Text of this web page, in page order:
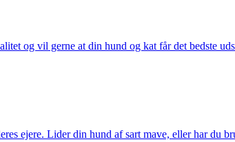
og vil gerne at din hund og kat får det bedste
ejere. Lider din hund af sart mave, eller har du